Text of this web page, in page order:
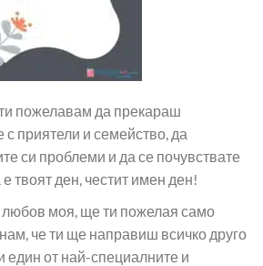
пожелавам да прекараш
приятели и семейство, да
си проблеми и да се почувствате
твоят ден, честит имен ден!
любов моя, ще ти пожелая само
че ти ще направиш всичко друго
един от най-специалните и